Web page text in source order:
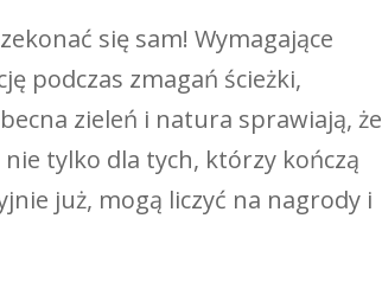
się sam! Wymagające
podczas zmagań ścieżki,
zieleń i natura sprawiają, że
tylko dla tych, którzy kończą
już, mogą liczyć na nagrody i